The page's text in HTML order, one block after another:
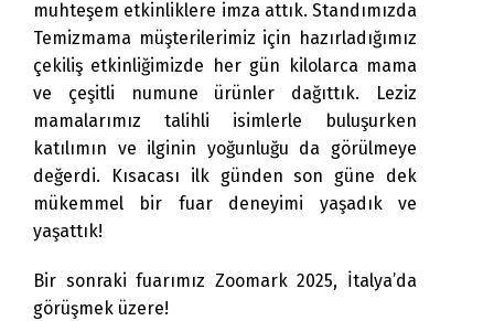
muhteşem etkinliklere imza attık. Standımızda
Temizmama müşterilerimiz için hazırladığımız
çekiliş etkinliğimizde her gün kilolarca mama
ve çeşitli numune ürünler dağıttık. Leziz
mamalarımız talihli isimlerle buluşurken
katılımın ve ilginin yoğunluğu da görülmeye
değerdi. Kısacası ilk günden son güne dek
mükemmel bir fuar deneyimi yaşadık ve
yaşattık!
Bir sonraki fuarımız Zoomark 2025, İtalya’da
görüşmek üzere!